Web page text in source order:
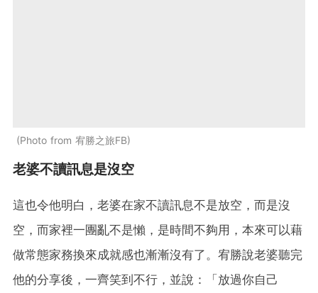
Photo from 宥勝之旅FB
老婆不讀訊息是沒空
這也令他明白，老婆在家不讀訊息不是放空，而是沒
空，而家裡一團亂不是懶，是時間不夠用，本來可以藉
做常態家務換來成就感也漸漸沒有了。宥勝說老婆聽完
他的分享後，一齊笑到不行，並說：「放過你自己